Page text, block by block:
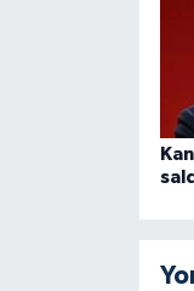
Karabük
Karaman
Kars